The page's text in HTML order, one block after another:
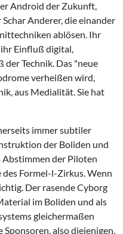
Android der Zukunft,
Anderer, die einander
ablösen. Ihr
Einfluß digital,
Technik. Das "neue
verheißen wird,
aus Medialität. Sie hat
immer subtiler
der Boli­den und
Abstimmen der Piloten
Formel-l-Zirkus. Wenn
Der rasen­de Cyborg
im Boliden und als
gleichermaßen
also diejenigen,